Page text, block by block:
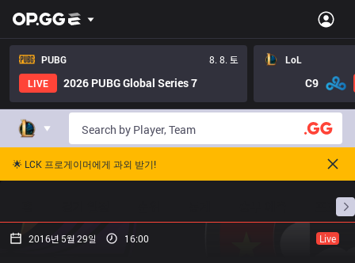
PUBG
8. 8. 토
LIVE
2026 PUBG Global Series 7
LoL
C9
🌟 LCK 프로게이머에게 과외 받기!
프로빌
2016년 5월 29일 16:00 Live